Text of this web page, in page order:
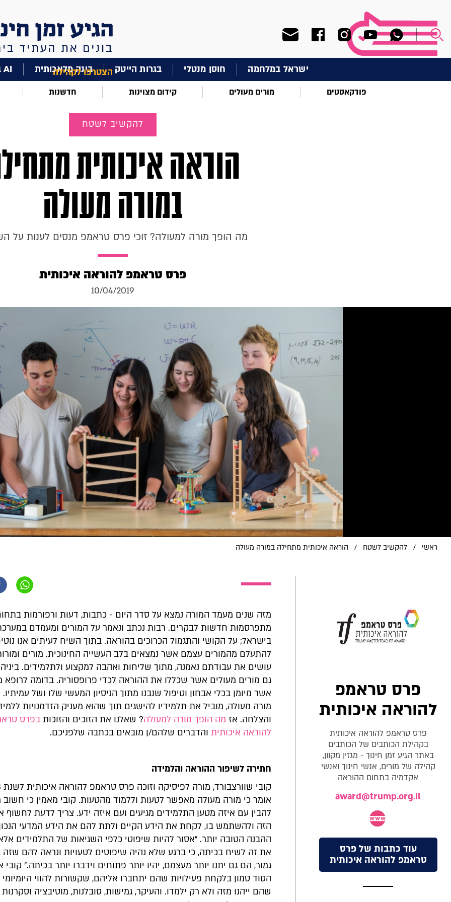
הצטרפו לקהילה ישראל במלחמה חוסן מנטלי בגרות הייטק בינה מלאכותית AI בחינוך
פודקאסטים מורים מעולים קידום מצוינות חדשנות
להקשיב לשטח
הוראה איכותית
במורה מעולה
מה הופך מורה למעולה? זוכי פרס טראמפ מנסים לענות על
פרס טראמפ להוראה איכותית
10/04/2019
ראשי / להקשיב לשטח / הוראה איכותית מתחילה במורה מעולה
מזה שנים מעמד המורה נמצא על סדר היום - כתבות, דעות ורפורמות
מתפרסמות חדשות לבקרים. רבות נכתב ונאמר על המורים ומעמדם
בישראל; על הקושי והתגמול הכרוכים בהוראה. בתוך השיח לעיתים אנו
להתעלם מהמורים עצמם אשר נמצאים בלב העשייה החינוכית. מורים
עושים את עבודתם נאמנה, מתוך שליחות ואהבה למקצוע ולתלמידים.
גם מורים מעולים אשר שכללו את ההוראה לכדי פרופסוריה. בדומה לרופא
אשר מיומן בכלי אבחון וטיפול שנבנו מתוך הניסיון המעשי שלו ושל
מורה מעולה, מוביל את תלמידיו להישגים תוך שהוא מעניק הזדמנויות
והצלחה. אז מה הופך מורה למעולה? שאלנו את הזוכים והזוכות בפרס
להוראה איכותיתוהדברים שלהם/ן מובאים בכתבה שלפניכם.
חתירה לשיפור ההוראה והלמידה
אומר כי מורה מעולה מאפשר לטעות וללמוד מהטעות. קובי מאמין כי חשוב
להבין עם איזה מטען התלמידים מגיעים ועם איזה ידע. צריך לדעת לחשוף
הזה ולהשתמש בו, לקחת את הידע הקיים ולתת להם את הידע המדעי
ההבנה הטובה יותר. ״אסור להיות שיפוטי כלפי השגיאות של התלמידים
את זה לשיח בכיתה, כי ברגע שלא נהיה שיפוטים לטעויות ונראה להם
גמור, הם גם יתנו יותר מעצמם, יהיו יותר פתוחים וידברו יותר בכיתה.״ קובי
הסוד טמון בלקחת פעילויות שהם יתחברו אליהם, שקשורות להווי
שהם ייהנו מזה ולא רק ילמדו. והעיקר, גמישות, סובלנות, מוטיבציה
פרס טראמפ
להוראה איכותית
פרס טראמפ להוראה איכותית
בקהילת הכותבים של הכותבים
באתר הגיע זמן חינוך - מגזין מקוון,
קהילה של מורים, אנשי חינוך ואנשי
אקדמיה בתחום ההוראה
award@trump.org.il
עוד כתבות של פרס
טראמפ להוראה איכותית